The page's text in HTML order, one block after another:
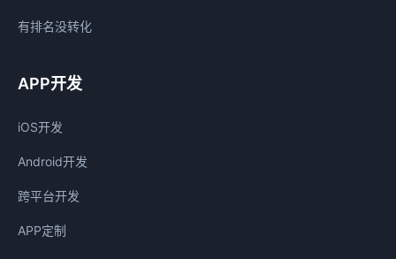
有排名没转化
APP开发
iOS开发
Android开发
跨平台开发
APP定制